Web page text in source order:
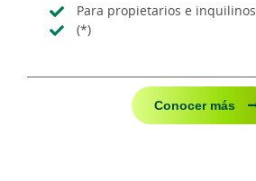
Para propietarios e inquilinos
(*)
Conocer más